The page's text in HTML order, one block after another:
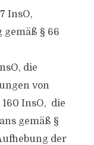
InsO,
gemäß § 66
die
von
InsO, die
gemäß §
der